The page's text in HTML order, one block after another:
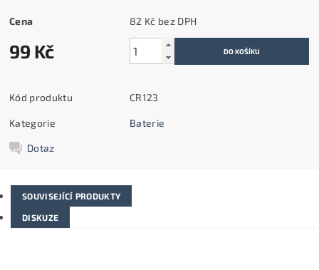
Cena 82 Kč bez DPH
99 Kč
Kód produktu CR123
Kategorie Baterie
Dotaz
SOUVISEJÍCÍ PRODUKTY
DISKUZE